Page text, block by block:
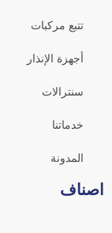
تتبع مركبات
أجهزة الإنذار
سنترالات
خدماتنا
المدونة
اصناف